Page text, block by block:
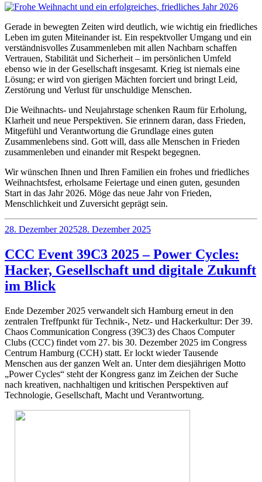
Gerade in bewegten Zeiten wird deutlich, wie wichtig ein friedliches
Leben im guten Miteinander ist. Ein respektvoller Umgang und ein
verständnisvolles Zusammenleben mit allen Nachbarn schaffen
Vertrauen, Stabilität und Sicherheit – im persönlichen Umfeld
ebenso wie in der Gesellschaft insgesamt. Krieg ist niemals eine
Lösung; er wird von gierigen Mächten forciert und bringt Leid,
Zerstörung und Verlust für unschuldige Menschen.
Die Weihnachts- und Neujahrstage schenken Raum für Erholung,
Klarheit und neue Perspektiven. Sie erinnern daran, dass Frieden,
Mitgefühl und Verantwortung die Grundlage eines guten
Zusammenlebens sind. Gott will, dass alle Menschen in Frieden
zusammenleben und einander mit Respekt begegnen.
Wir wünschen Ihnen und Ihren Familien ein frohes und friedliches
Weihnachtsfest, erholsame Feiertage und einen guten, gesunden
Start in das Jahr 2026. Möge das neue Jahr von Frieden,
Menschlichkeit und Zuversicht geprägt sein.
Veröffentlicht
28. Dezember 202528. Dezember 2025
CCC Event 39C3 2025 – Power Cycles:
Hacker, Gesellschaft und digitale Zukunft
im Blick
Ende Dezember 2025 verwandelt sich Hamburg erneut in den
zentralen Treffpunkt für Technik-, Netz- und Hackerkultur: Der 39.
Chaos Communication Congress (39C3) des Chaos Computer
Clubs (CCC) findet vom 27. bis 30. Dezember 2025 im Congress
Centrum Hamburg (CCH) statt. Er lockt wieder Tausende
Menschen aus der ganzen Welt an. Unter dem diesjährigen Motto
„Power Cycles“ steht der Kongress ganz im Zeichen der Suche
nach kreativen, nachhaltigen und kritischen Perspektiven auf
Technologie, Gesellschaft, Macht und Verantwortung.